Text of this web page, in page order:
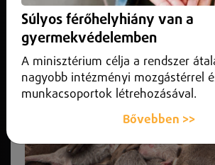
Súlyos férőhelyhiány van a
gyermekvédelemben
A minisztérium célja a rendszer
nagyobb intézményi mozgástérrel
munkacsoportok létrehozásával.
Bővebben >>